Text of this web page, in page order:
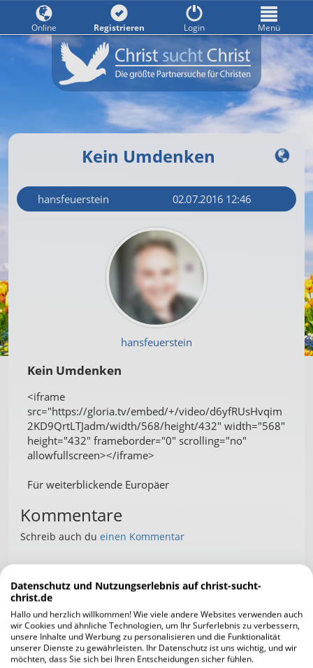
Kein Umdenken
hansfeuerstein 02.07.2016 12:46
hansfeuerstein
Kein Umdenken
<iframe
src="https://gloria.tv/embed/+/video/d6yfRUsHvqim
2KD9QrtLTJadm/width/568/height/432" width="568"
height="432" frameborder="0" scrolling="no"
allowfullscreen></iframe>
Für weiterblickende Europäer
Kommentare
Schreib auch du einen Kommentar
ihren Fehlern.
danke €hansfeuerstein
Online Registrieren Login Menü
Datenschutz und Nutzungserlebnis auf christ-sucht-
christ.de
Hallo und herzlich willkommen! Wie viele andere Websites verwenden auch
wir Cookies und ähnliche Technologien, um Ihr Surferlebnis zu verbessern,
unsere Inhalte und Werbung zu personalisieren und die Funktionalität
unserer Dienste zu gewährleisten. Ihr Datenschutz ist uns wichtig, und wir
möchten, dass Sie sich bei Ihren Entscheidungen sicher fühlen.